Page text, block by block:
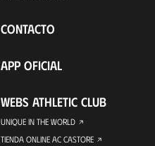
CONTACTO
APP OFICIAL
WEBS ATHLETIC CLUB
UNIQUE IN THE WORLD
TIENDA ONLINE AC CASTORE